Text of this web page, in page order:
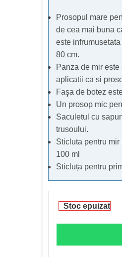
Prosopul mare
de cea mai buna
este
80 cm.
Panza de mir
aplicatii ca si
Faşa de botez
Un prosop mic
Saculetul cu
trusoului.
Sticluta pentru
100 ml
Sticluța pentru
Stoc epuizat